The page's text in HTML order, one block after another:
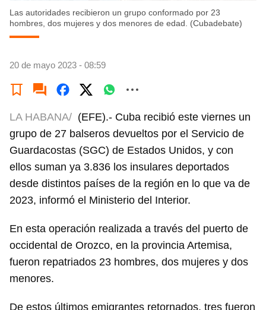
Las autoridades recibieron un grupo conformado por 23
hombres, dos mujeres y dos menores de edad. (Cubadebate)
20 de mayo 2023 - 08:59
LA HABANA/ (EFE).- Cuba recibió este viernes un
grupo de 27 balseros devueltos por el Servicio de
Guardacostas (SGC) de Estados Unidos, y con
ellos suman ya 3.836 los insulares deportados
desde distintos países de la región en lo que va de
2023, informó el Ministerio del Interior.
En esta operación realizada a través del puerto de
occidental de Orozco, en la provincia Artemisa,
fueron repatriados 23 hombres, dos mujeres y dos
menores.
De estos últimos emigrantes retornados, tres fueron